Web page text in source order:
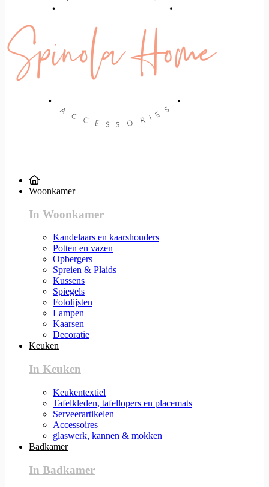
Woonkamer
In Woonkamer
Kandelaars en kaarshouders
Potten en vazen
Opbergers
Spreien & Plaids
Kussens
Spiegels
Fotolijsten
Lampen
Kaarsen
Decoratie
Keuken
In Keuken
Keukentextiel
Tafelkleden, tafellopers en placemats
Serveerartikelen
Accessoires
glaswerk, kannen & mokken
Badkamer
In Badkamer